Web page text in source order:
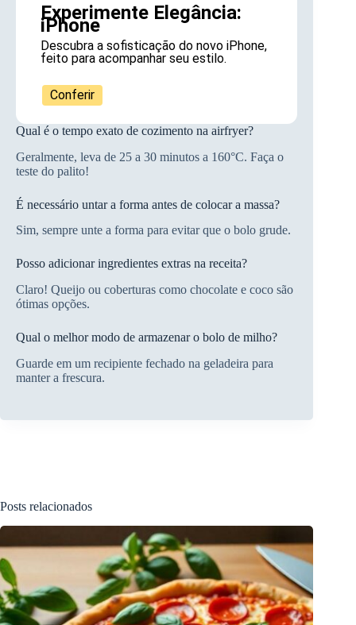
Experimente Elegância:
iPhone
Descubra a sofisticação do novo iPhone,
feito para acompanhar seu estilo.
Conferir
Qual é o tempo exato de cozimento na airfryer?
Geralmente, leva de 25 a 30 minutos a 160°C. Faça o
teste do palito!
É necessário untar a forma antes de colocar a massa?
Sim, sempre unte a forma para evitar que o bolo grude.
Posso adicionar ingredientes extras na receita?
Claro! Queijo ou coberturas como chocolate e coco são
ótimas opções.
Qual o melhor modo de armazenar o bolo de milho?
Guarde em um recipiente fechado na geladeira para
manter a frescura.
Posts relacionados